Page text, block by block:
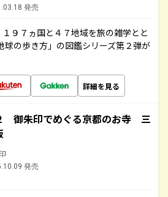
発売
９７ヵ国と４７地域を旅の雑学とと
球の歩き方」の図鑑シリーズ第２弾が
詳細を見る
御朱印でめぐる京都のお寺 三
発売